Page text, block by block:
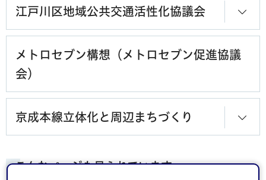
江戸川区地域公共交通活性化協議会
メトロセブン構想（メトロセブン促進協議
会）
京成本線立体化と周辺まちづくり
こんなページも見られています